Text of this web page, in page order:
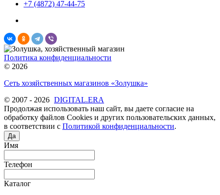
+7 (4872) 47-44-75
Политика конфиденциальности
© 2026
Сеть хозяйственных магазинов «Золушка»
© 2007 - 2026 DIGITAL.ERA
Продолжая использовать наш сайт, вы даете согласие на
обработку файлов Cookies и других пользовательских данных,
в соответствии с Политикой конфиденциальности.
Да
Имя
Телефон
Каталог